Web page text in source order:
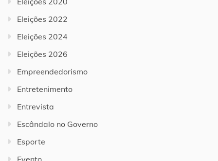
Eleições 2022
Eleições 2024
Eleições 2026
Empreendedorismo
Entretenimento
Entrevista
Escândalo no Governo
Esporte